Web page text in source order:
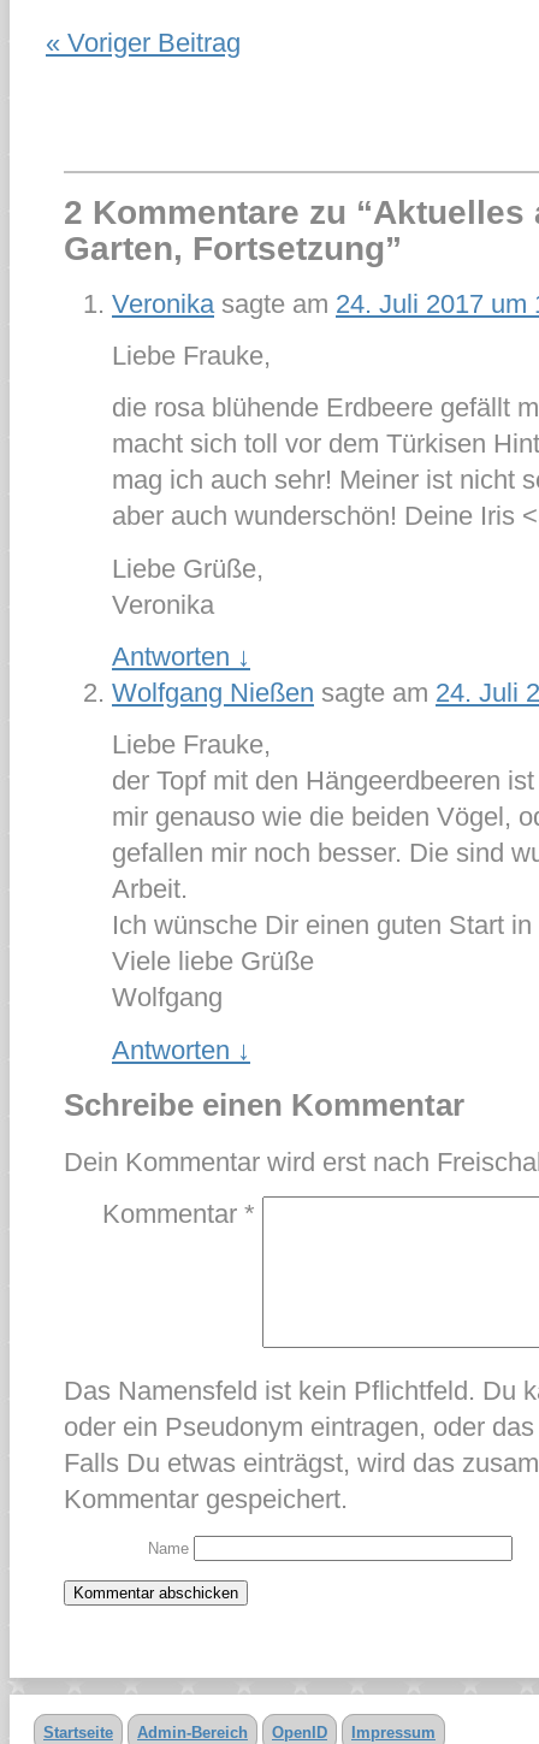
« Voriger Beitrag
2 Kommentare zu “Aktuelles
Garten, Fortsetzung”
Veronika sagte am 24. Juli 2017 um
Liebe Frauke,
die rosa blühende Erdbeere gefällt
macht sich toll vor dem Türkisen
mag ich auch sehr! Meiner ist nicht
aber auch wunderschön! Deine Iris
Liebe Grüße,
Veronika
Antworten ↓
Wolfgang Nießen sagte am 24. Juli
Liebe Frauke,
der Topf mit den Hängeerdbeeren
mir genauso wie die beiden Vögel,
gefallen mir noch besser. Die sind
Arbeit.
Ich wünsche Dir einen guten Start
Viele liebe Grüße
Wolfgang
Antworten ↓
Schreibe einen Kommentar
Dein Kommentar wird erst nach
Kommentar *
Das Namensfeld ist kein Pflichtfeld. Du
oder ein Pseudonym eintragen, oder
Falls Du etwas einträgst, wird das
Kommentar gespeichert.
Name
Startseite Admin-Bereich OpenID Impressum